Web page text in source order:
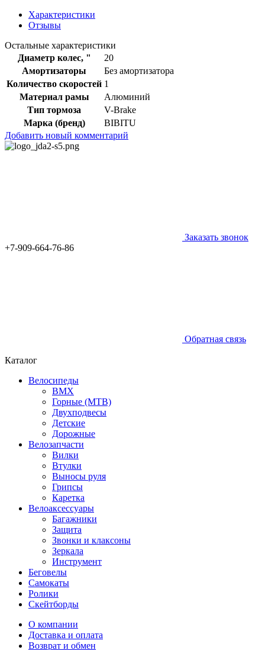
Характеристики
Отзывы
Остальные характеристики
Диаметр колес, "
20
Амортизаторы
Без амортизатора
Количество скоростей 1
Материал рамы
Алюминий
Тип тормоза
V-Brake
Марка (бренд)
BIBITU
Добавить новый комментарий
Заказать звонок
+7-909-664-76-86
Обратная связь
Каталог
Велосипеды
BMX
Горные (MTB)
Двухподвесы
Детские
Дорожные
Велозапчасти
Вилки
Втулки
Выносы руля
Грипсы
Каретка
Велоаксессуары
Багажники
Защита
Звонки и клаксоны
Зеркала
Инструмент
Беговелы
Самокаты
Ролики
Скейтборды
О компании
Доставка и оплата
Возврат и обмен